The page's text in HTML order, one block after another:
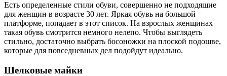
Есть определенные стили обуви, совершенно не подходящие
для женщин в возрасте 30 лет. Яркая обувь на большой
платформе, попадает в этот список. На взрослых женщинах
такая обувь смотрится немного нелепо. Чтобы выглядеть
стильно, достаточно выбрать босоножки на плоской подошве,
которые для повседневных дел подойдут идеально.
Шелковые майки